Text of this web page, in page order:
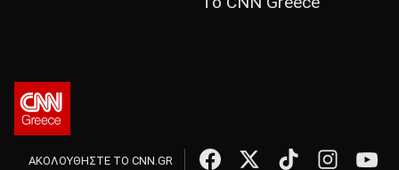
ΑΚΟΛΟΥΘΗΣΤΕ ΤΟ CNN.GR